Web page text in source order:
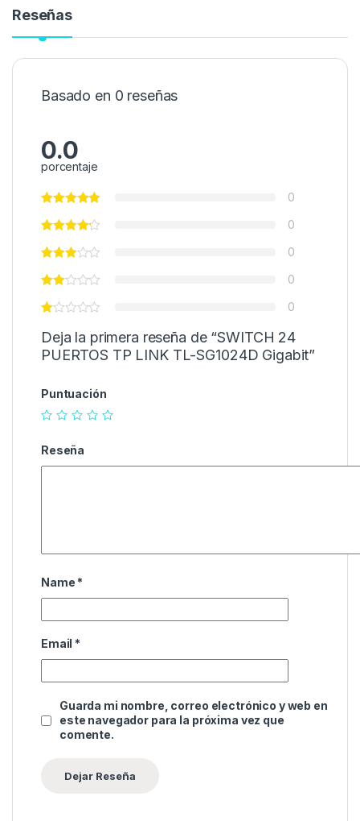
Reseñas
Basado en 0 reseñas
0.0
porcentaje
0
0
0
0
0
Deja la primera reseña de “SWITCH 24
PUERTOS TP LINK TL-SG1024D Gigabit”
Puntuación
Reseña
Name *
Email *
Guarda mi nombre, correo electrónico y web en
este navegador para la próxima vez que
comente.